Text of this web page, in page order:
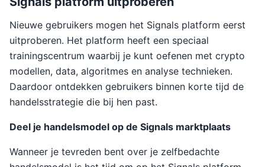
Nieuwe gebruikers mogen het Signals platform eerst
uitproberen. Het platform heeft een speciaal
trainingscentrum waarbij je kunt oefenen met crypto
modellen, data, algoritmes en analyse technieken.
Daardoor ontdekken gebruikers binnen korte tijd de
handelsstrategie die bij hen past.
Deel je handelsmodel op de Signals marktplaats
Wanneer je tevreden bent over je zelfbedachte